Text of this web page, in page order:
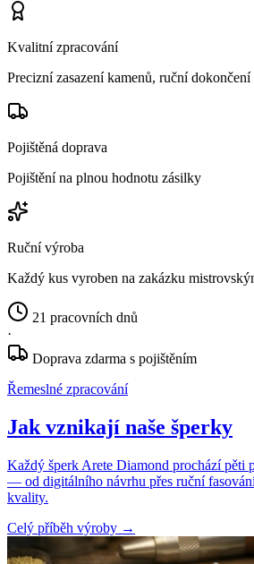
Kvalitní zpracování
Precizní zasazení kamenů, ruční dokončení
Pojištěná doprava
Pojištění na plnou hodnotu zásilky
Ruční výroba
Každý kus vyroben na zakázku
21 pracovních dnů
·
Doprava zdarma s pojištěním
Řemeslné zpracování
Jak vznikají naše šperky
Každý šperk Arete Diamond prochází pěti
— od digitálního návrhu přes ruční
kvality.
Celý příběh výroby →